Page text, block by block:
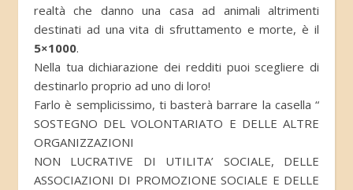
realtà che danno una casa ad animali altrimenti
destinati ad una vita di sfruttamento e morte, è il
5×1000.
Nella tua dichiarazione dei redditi puoi scegliere di
destinarlo proprio ad uno di loro!
Farlo è semplicissimo, ti basterà barrare la casella “
SOSTEGNO DEL VOLONTARIATO E DELLE ALTRE
ORGANIZZAZIONI
NON LUCRATIVE DI UTILITA’ SOCIALE, DELLE
ASSOCIAZIONI DI PROMOZIONE SOCIALE E DELLE